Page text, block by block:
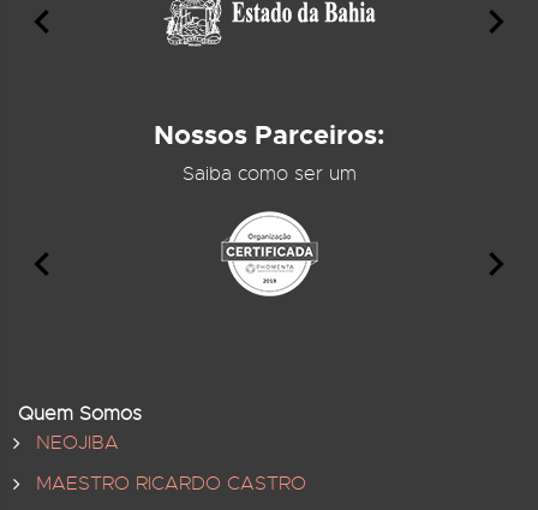
Nossos Parceiros:
Saiba como ser um
Quem Somos
NEOJIBA
MAESTRO RICARDO CASTRO